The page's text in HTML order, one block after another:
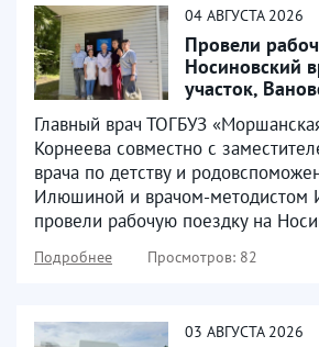
04 АВГУСТА 2026
Провели
Носиновский
участок,
Главный врач ТОГБУЗ
Корнеева совместно с
врача по детству и
Илюшиной и врачом-методистом
провели рабочую поездку на
Подробнее Просмотров: 82
03 АВГУСТА 2026